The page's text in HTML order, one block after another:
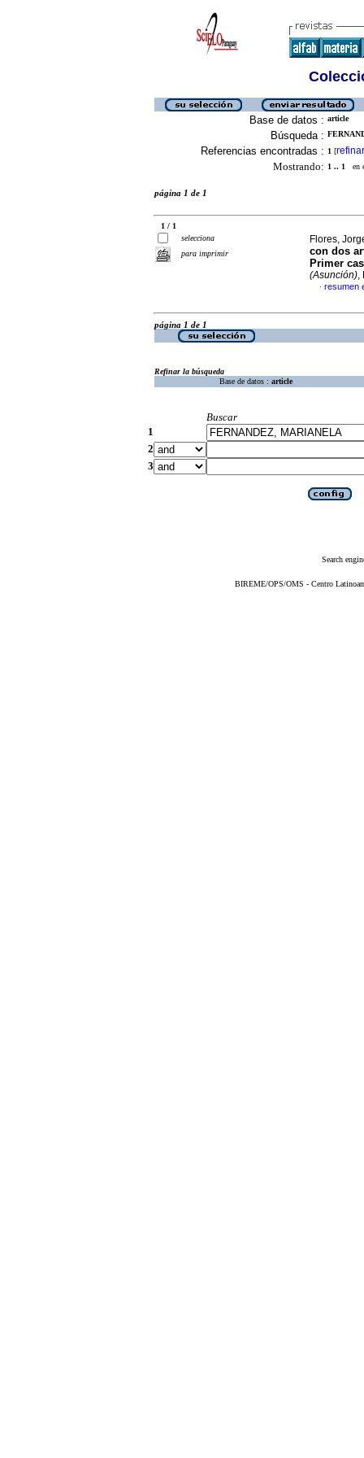
Base de datos : article
Búsqueda :
Referencias encontradas : 1 [refinar
Mostrando: 1 .. 1 en
página 1 de 1
1 / 1
selecciona
para imprimir
Flores,
con dos
Primer
(Asunción),
· resumen
página 1 de 1
Refinar la búsqueda
Base de datos : article
Buscar
1
2
3
Search
BIREME/OPS/OMS - Centro